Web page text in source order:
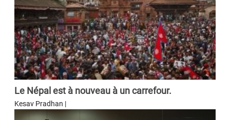
Le Népal est à nouveau à un carrefour.
Kesav Pradhan |